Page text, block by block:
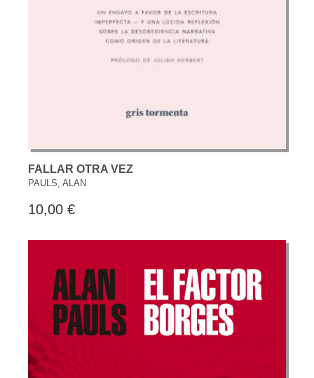
FALLAR OTRA VEZ
PAULS, ALAN
10,00 €